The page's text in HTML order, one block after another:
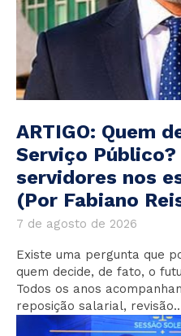
ARTIGO: Quem
Serviço Público?
servidores nos
(Por Fabiano
7 de agosto de 2026
Existe uma pergunta que
quem decide, de fato, o
Todos os anos
reposição salarial,